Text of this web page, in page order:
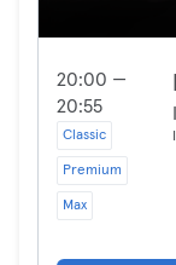
20:00 —
20:55
Classic
Premium
Max